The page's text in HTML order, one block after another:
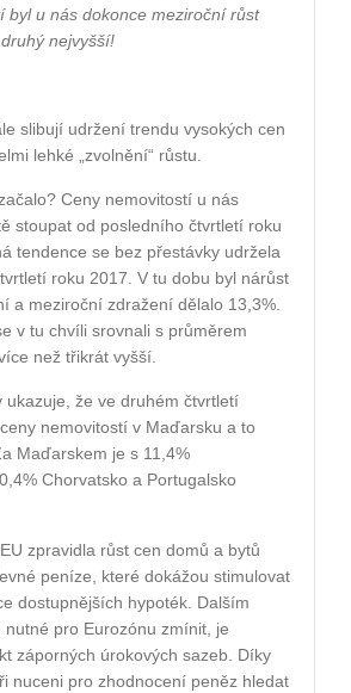
byl u nás dokonce meziroční růst
nejvyšší!
slibují udržení trendu vysokých cen
lehké „zvolnění“ růstu.
Ceny nemovitostí u nás
stoupat od posledního čtvrtletí roku
tendence se bez přestávky udržela
roku 2017. V tu dobu byl nárůst
a meziroční zdražení dělalo 13,3%.
v tu chvíli srovnali s průměrem
než třikrát vyšší.
ukazuje, že ve druhém čtvrtletí
nemovitostí v Maďarsku a to
Maďarskem je s 11,4%
Chorvatsko a Portugalsko
zpravidla růst cen domů a bytů
peníze, které dokážou stimulovat
dostupnějších hypoték. Dalším
nutné pro Eurozónu zmínit, je
záporných úrokových sazeb. Díky
nuceni pro zhodnocení peněz hledat